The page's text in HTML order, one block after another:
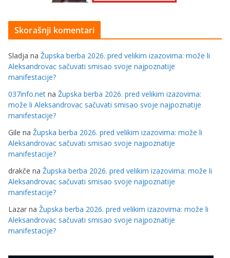
Skorašnji komentari
Sladja na Župska berba 2026. pred velikim izazovima: može li
Aleksandrovac sačuvati smisao svoje najpoznatije
manifestacije?
037info.net na Župska berba 2026. pred velikim izazovima:
može li Aleksandrovac sačuvati smisao svoje najpoznatije
manifestacije?
Gile na Župska berba 2026. pred velikim izazovima: može li
Aleksandrovac sačuvati smisao svoje najpoznatije
manifestacije?
drakče na Župska berba 2026. pred velikim izazovima: može li
Aleksandrovac sačuvati smisao svoje najpoznatije
manifestacije?
Lazar na Župska berba 2026. pred velikim izazovima: može li
Aleksandrovac sačuvati smisao svoje najpoznatije
manifestacije?